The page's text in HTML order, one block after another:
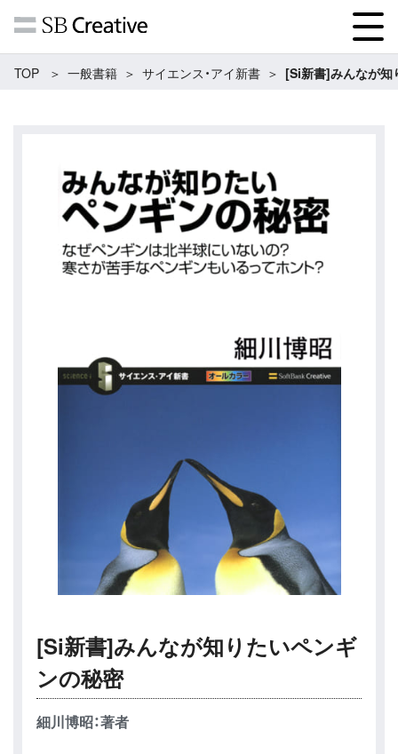
TOP 一般書籍 サイエンス・アイ新書 [Si新書]みんなが知
[Si新書]みんなが知りたいペンギ
ンの秘密
細川博昭：著者